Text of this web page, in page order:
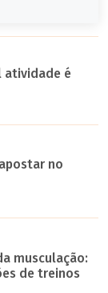
atividade é
no
musculação:
de treinos